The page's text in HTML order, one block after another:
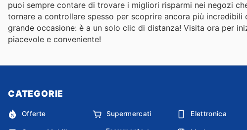
puoi sempre contare di trovare i migliori risparmi nei negozi
tornare a controllare spesso per scoprire ancora più
grande occasione: è a un solo clic di distanza! Visita ora per
piacevole e conveniente!
CATEGORIE
Offerte Supermercati Elettronica